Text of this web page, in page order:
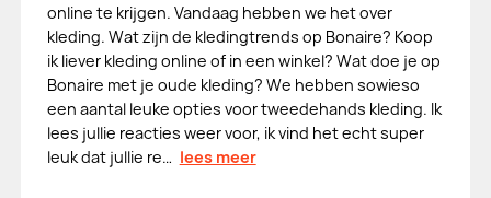
online te krijgen. Vandaag hebben we het over
kleding. Wat zijn de kledingtrends op Bonaire? Koop
ik liever kleding online of in een winkel? Wat doe je op
Bonaire met je oude kleding? We hebben sowieso
een aantal leuke opties voor tweedehands kleding. Ik
lees jullie reacties weer voor, ik vind het echt super
leuk dat jullie re… lees meer